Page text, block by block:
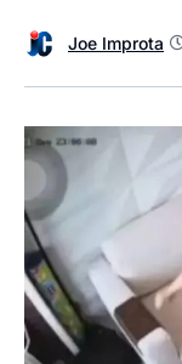
Joe Improta